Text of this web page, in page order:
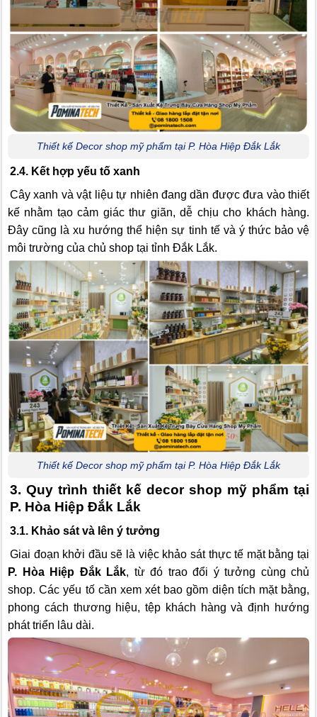
Thiết kế Decor shop mỹ phẩm tại P. Hòa Hiệp Đắk Lắk
2.4. Kết hợp yếu tố xanh
Cây xanh và vật liệu tự nhiên đang dần được đưa vào thiết
kế nhằm tạo cảm giác thư giãn, dễ chịu cho khách hàng.
Đây cũng là xu hướng thể hiện sự tinh tế và ý thức bảo vệ
môi trường của chủ shop tại tỉnh Đắk Lắk.
Thiết kế Decor shop mỹ phẩm tại P. Hòa Hiệp Đắk Lắk
3. Quy trình thiết kế decor shop mỹ phẩm tại
P. Hòa Hiệp Đắk Lắk
3.1. Khảo sát và lên ý tưởng
Giai đoạn khởi đầu sẽ là việc khảo sát thực tế mặt bằng tại
P. Hòa Hiệp Đắk Lắk, từ đó trao đổi ý tưởng cùng chủ
shop. Các yếu tố cần xem xét bao gồm diện tích mặt bằng,
phong cách thương hiệu, tệp khách hàng và định hướng
phát triển lâu dài.